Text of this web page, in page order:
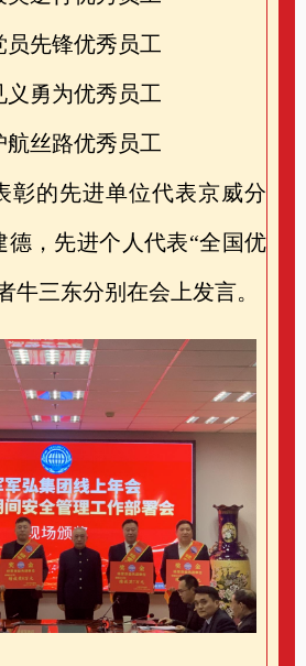
员先锋优秀员工
义勇为优秀员工
丝路优秀员工
彰的先进单位代表京威分
德，先进个人代表“全国优
牛三东分别在会上发言。